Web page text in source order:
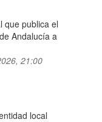
que publica el
Andalucía a
21:00
local